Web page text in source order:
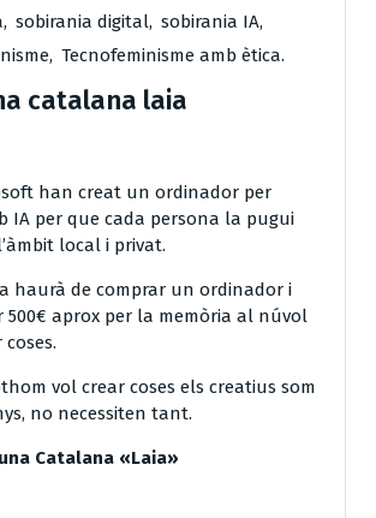
, sobirania digital, sobirania IA,
, Tecnofeminisme amb ètica.
catalana laia
han creat un ordinador per
IA per que cada persona la pugui
local i privat.
haurà de comprar un ordinador i
500€ aprox per la memòria al núvol
vol crear coses els creatius som
no necessiten tant.
Catalana «Laia»